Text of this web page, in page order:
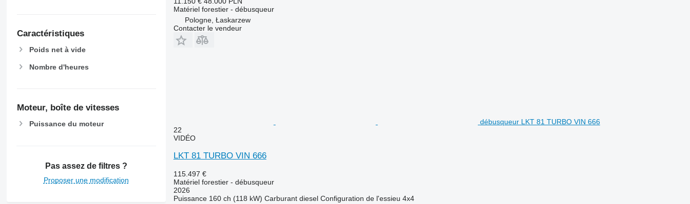
Caractéristiques
Poids net à vide
Nombre d'heures
Moteur, boîte de vitesses
Puissance du moteur
Pas assez de filtres ?
Proposer une modification
Matériel forestier - débusqueur
Pologne, Łaskarzew
Contacter le vendeur
débusqueur LKT 81 TURBO VIN 666
22
VIDÉO
LKT 81 TURBO VIN 666
115.497 €
Matériel forestier - débusqueur
2026
Puissance 160 ch (118 kW) Carburant diesel Configuration de l'essieu 4x4